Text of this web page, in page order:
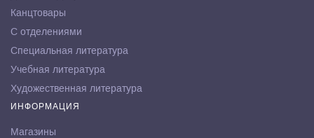
Канцтовары
С отделениями
Специальная литература
Учебная литература
Художественная литература
ИНФОРМАЦИЯ
Магазины